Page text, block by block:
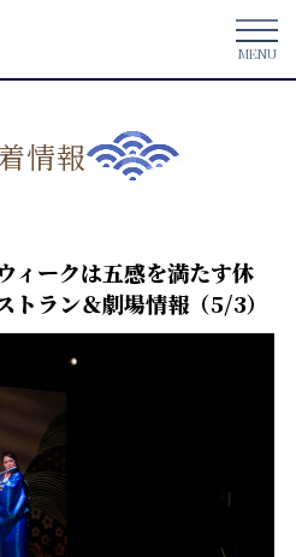
情報
ィークは五感を満たす休
トラン＆劇場情報（5/3）